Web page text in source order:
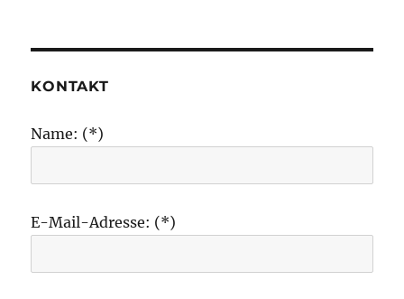
KONTAKT
Name: (*)
E-Mail-Adresse: (*)